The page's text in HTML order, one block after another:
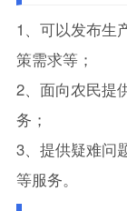
1、可以发布生
策需求等；
2、面向农民提
务；
3、提供疑难问
等服务。